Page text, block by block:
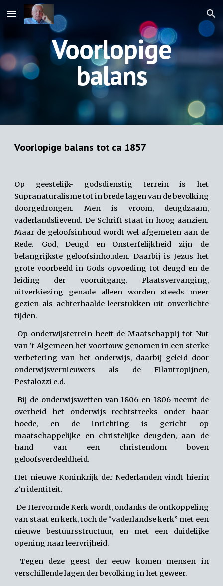
Skip to main content Skip to navigation
Voorlopige
balans
Voorlopige balans tot ca 1857
Op geestelijk- godsdienstig terrein is het
Supranaturalisme tot in brede lagen van de bevolking
doorgedrongen. Men is vroom, deugdzaam,
vaderlandslievend. De Schrift staat in hoog aanzien.
Maar de geloofsinhoud wordt wel afgemeten aan de
Rede. God, Deugd en Onsterfelijkheid zijn de
belangrijkste geloofsinhouden. Daarbij is Jezus het
grote voorbeeld in Gods opvoeding tot deugd en de
leiding der vooruitgang. Plaatsvervanging,
uitverkiezing genade alleen worden steeds meer
gezien als achterhaalde leerstukken uit onverlichte
tijden.
Op onderwijsterrein heeft de Maatschappij tot Nut
van ‘t Algemeen het voortouw genomen in een sterke
verbetering van het onderwijs, daarbij geleid door
onderwijsvernieuwers als de Filantropijnen,
Pestalozzi e.d.
Bij de onderwijswetten van 1806 en 1806 neemt de
overheid het onderwijs rechtstreeks onder haar
hoede, en de inrichting is gericht op
maatschappelijke en christelijke deugden, aan de
hand van een christendom boven
geloofsverdeeldheid.
Het nieuwe Koninkrijk der Nederlanden vindt hierin
z’n identiteit.
De Hervormde Kerk wordt, ondanks de ontkoppeling
van staat en kerk, toch de “vaderlandse kerk” met een
nieuwe bestuursstructuur, en met een duidelijke
opening naar leervrijheid.
Tegen deze geest der eeuw komen mensen in
verschillende lagen der bevolking in het geweer.